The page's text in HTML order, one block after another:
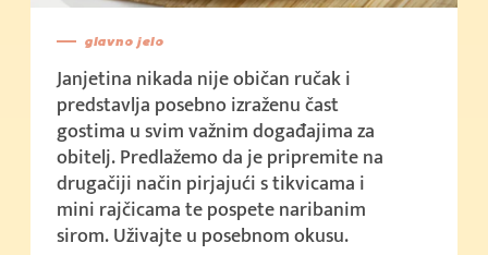
glavno jelo
Janjetina nikada nije običan ručak i
predstavlja posebno izraženu čast
gostima u svim važnim događajima za
obitelj. Predlažemo da je pripremite na
drugačiji način pirjajući s tikvicama i
mini rajčicama te pospete naribanim
sirom. Uživajte u posebnom okusu.
(500g)
(1kg)
Kupi sada
(2kg)
Kupi sada
(10kg)
(500g)
(1kg)
Kupi sada
(2kg)
Kupi sada
(10kg)